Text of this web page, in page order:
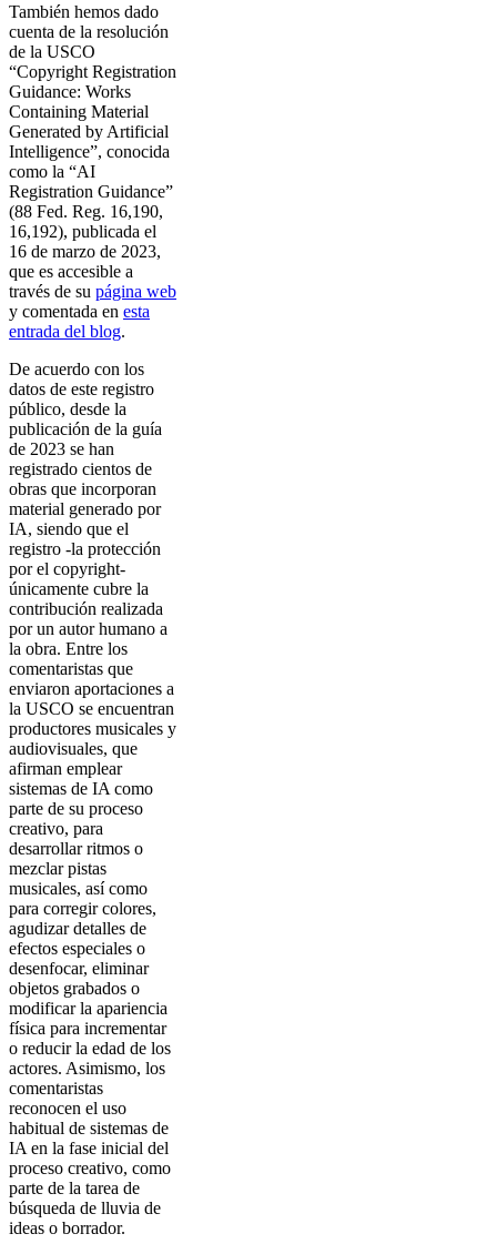
También hemos dado
cuenta de la resolución
de la USCO
“Copyright Registration
Guidance: Works
Containing Material
Generated by Artificial
Intelligence”, conocida
como la “AI
Registration Guidance”
(88 Fed. Reg. 16,190,
16,192), publicada el
16 de marzo de 2023,
que es accesible a
través de su página web
y comentada en esta
entrada del blog.
De acuerdo con los
datos de este registro
público, desde la
publicación de la guía
de 2023 se han
registrado cientos de
obras que incorporan
material generado por
IA, siendo que el
registro -la protección
por el copyright-
únicamente cubre la
contribución realizada
por un autor humano a
la obra. Entre los
comentaristas que
enviaron aportaciones a
la USCO se encuentran
productores musicales y
audiovisuales, que
afirman emplear
sistemas de IA como
parte de su proceso
creativo, para
desarrollar ritmos o
mezclar pistas
musicales, así como
para corregir colores,
agudizar detalles de
efectos especiales o
desenfocar, eliminar
objetos grabados o
modificar la apariencia
física para incrementar
o reducir la edad de los
actores. Asimismo, los
comentaristas
reconocen el uso
habitual de sistemas de
IA en la fase inicial del
proceso creativo, como
parte de la tarea de
búsqueda de lluvia de
ideas o borrador.